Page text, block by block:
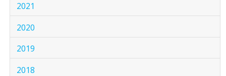
2021
2020
2019
2018